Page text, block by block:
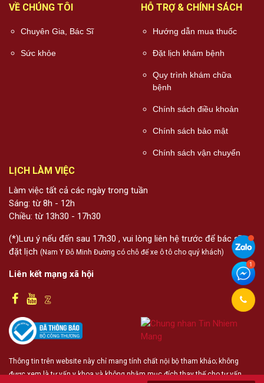
VỀ CHÚNG TÔI
Chuyên Gia, Bác Sĩ
Sức khỏe
HỖ TRỢ & CHÍNH SÁCH
Hướng dẫn mua thuốc
Đặt lịch khám bệnh
Quy trình khám chữa
bệnh
Chính sách điều khoản
Chính sách bảo mật
Chính sách vận chuyển
LỊCH LÀM VIỆC
Làm việc tất cả các ngày trong tuần
Sáng: từ 8h - 12h
Chiều: từ 13h30 - 17h30
(*)Lưu ý nếu đến sau 17h30 , vui lòng liên hệ trước để bác sĩ
đặt lịch (Nam Y Đỗ Minh Đường có chỗ để xe ô tô cho quý khách)
Liên kết mạng xã hội
Thông tin trên website này chỉ mang tính chất nội bộ tham khảo; không
được xem là tư vấn y khoa và không nhằm mục đích thay thế cho tư vấn,